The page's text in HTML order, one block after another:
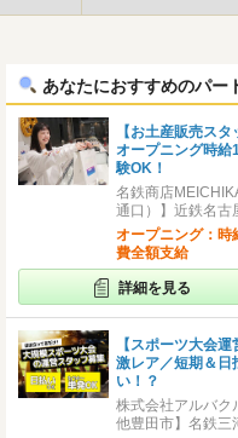
あなたにおすすめのパー
【お土産販売スタ
オープニング時
験OK！
名鉄商店
通口）】近鉄名古
オープニング：
費全額支給
詳細を見る
【スポーツ大会運
激レア／短期＆
い！？
株式会社アルバ
他豊田市】名鉄三